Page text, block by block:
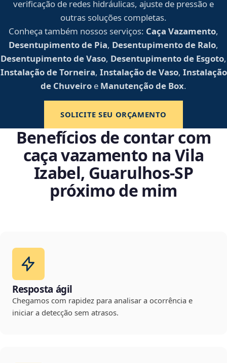
verificação de redes hidráulicas, ajuste de pressão e
outras soluções completas.
Conheça também nossos serviços: Caça Vazamento,
Desentupimento de Pia, Desentupimento de Ralo,
Desentupimento de Vaso, Desentupimento de Esgoto,
Instalação de Torneira, Instalação de Vaso, Instalação
de Chuveiro e Manutenção de Box.
SOLICITE SEU ORÇAMENTO
Benefícios de contar com
caça vazamento na Vila
Izabel, Guarulhos‑SP
próximo de mim
Resposta ágil
Chegamos com rapidez para analisar a ocorrência e
iniciar a detecção sem atrasos.